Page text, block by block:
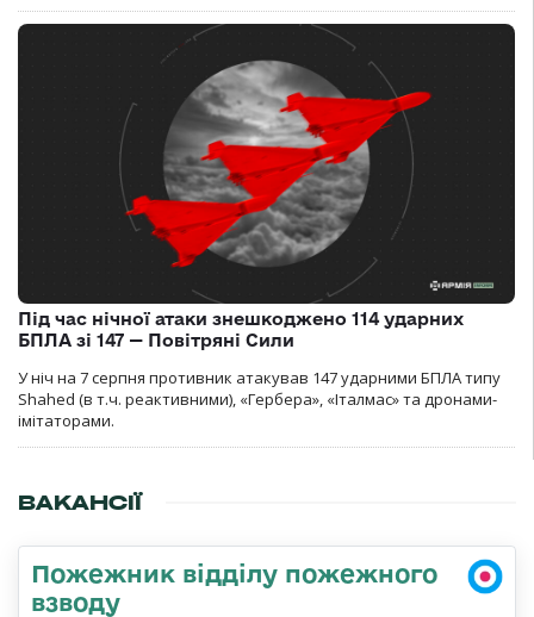
Під час нічної атаки знешкоджено 114 ударних
БПЛА зі 147 — Повітряні Сили
У ніч на 7 серпня противник атакував 147 ударними БПЛА типу
Shahed (в т.ч. реактивними), «Гербера», «Італмас» та дронами-
імітаторами.
ВАКАНСІЇ
Пожежник відділу пожежного
взводу